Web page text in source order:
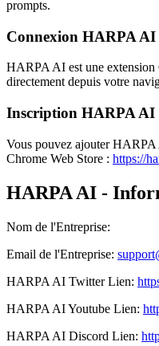
prompts.
Connexion HARPA AI
HARPA AI est une extension
directement depuis votre
Inscription HARPA AI
Vous pouvez ajouter
Chrome Web Store : https://
HARPA AI -
Nom de l'Entreprise:
Email de l'Entreprise:
HARPA AI Twitter Lien:
HARPA AIYoutube Lien:
HARPA AI Discord Lien: